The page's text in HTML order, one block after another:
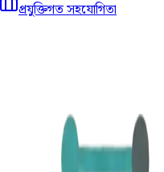
প্রযুক্তিগত সহযোগিতা